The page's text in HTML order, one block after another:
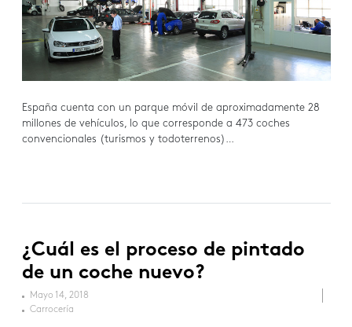
España cuenta con un parque móvil de aproximadamente 28
millones de vehículos, lo que corresponde a 473 coches
convencionales (turismos y todoterrenos)…
¿Cuál es el proceso de pintado
de un coche nuevo?
Mayo 14, 2018
Carrocería